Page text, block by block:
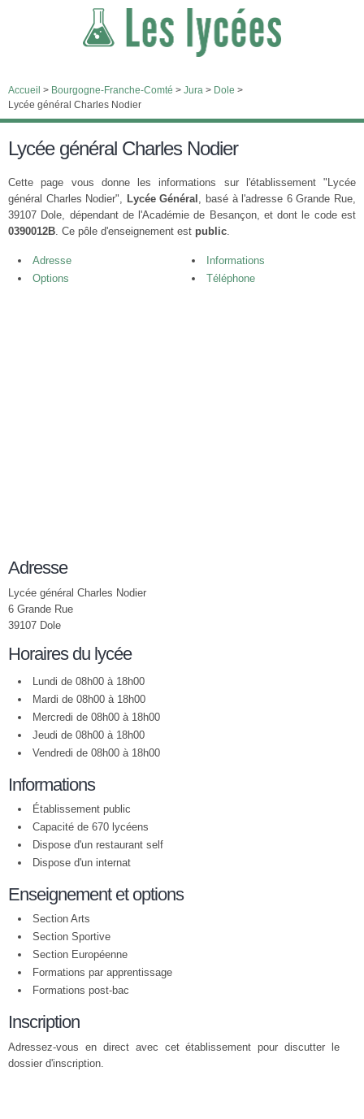
Accueil > Bourgogne-Franche-Comté > Jura > Dole >
Lycée général Charles Nodier
Lycée général Charles Nodier
Cette page vous donne les informations sur l'établissement "Lycée
général Charles Nodier", Lycée Général , basé à l'adresse 6 Grande Rue,
39107 Dole, dépendant de l'Académie de Besançon, et dont le code est
0390012B. Ce pôle d'enseignement est public.
Adresse
Informations
Options
Téléphone
Adresse
Lycée général Charles Nodier
6 Grande Rue
39107 Dole
Horaires du lycée
Lundi de 08h00 à 18h00
Mardi de 08h00 à 18h00
Mercredi de 08h00 à 18h00
Jeudi de 08h00 à 18h00
Vendredi de 08h00 à 18h00
Informations
Établissement public
Capacité de 670 lycéens
Dispose d'un restaurant self
Dispose d'un internat
Enseignement et options
Section Arts
Section Sportive
Section Européenne
Formations par apprentissage
Formations post-bac
Inscription
Adressez-vous en direct avec cet établissement pour discutter le
dossier d'inscription.